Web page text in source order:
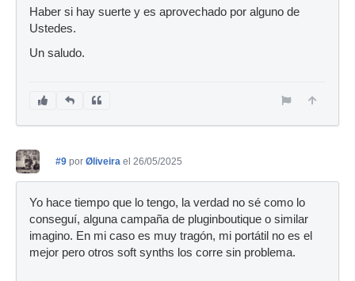
Haber si hay suerte y es aprovechado por alguno de
Ustedes.
Un saludo.
#9 por Øliveira el 26/05/2025
Yo hace tiempo que lo tengo, la verdad no sé como lo
conseguí, alguna campaña de pluginboutique o similar
imagino. En mi caso es muy tragón, mi portátil no es el
mejor pero otros soft synths los corre sin problema.